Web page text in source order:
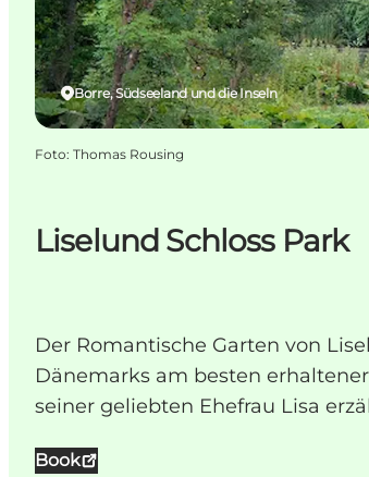
Liselund Schloss Park
Der Romantische Garten von
Dänemarks am besten
seiner geliebten Ehefrau Lisa
Book
Borre, Südseeland und die Inseln
Foto: Thomas Rousing